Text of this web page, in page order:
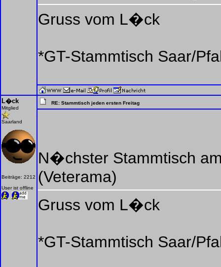
Gruss vom L�ck
*GT-Stammtisch Saar/
L�ck
Mitglied
Saarland
Beiträge: 2212
User ist offline
RE: Stammtisch jeden ersten Freitag
N�chster Stammtisch
(Veterama)
Gruss vom L�ck
*GT-Stammtisch Saar/